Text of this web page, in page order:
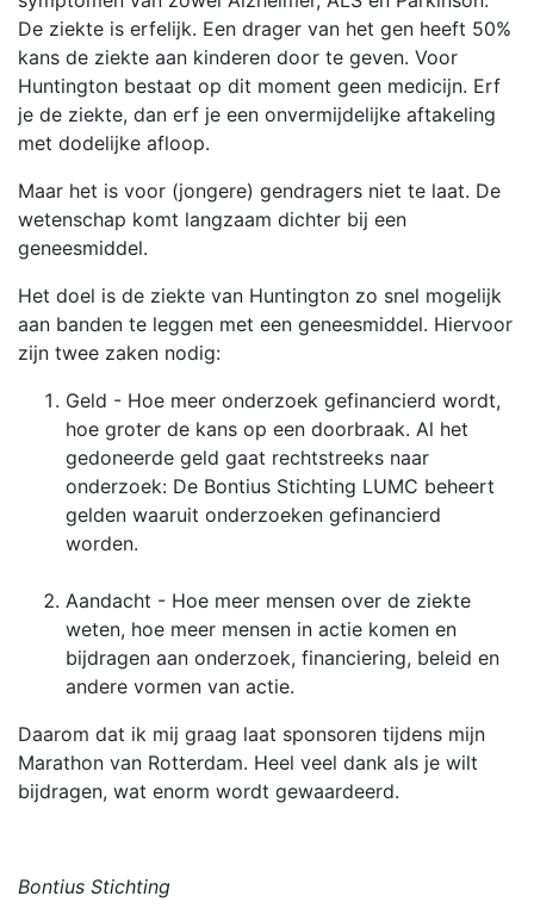
De ziekte is erfelijk. Een drager van het gen heeft 50%
kans de ziekte aan kinderen door te geven. Voor
Huntington bestaat op dit moment geen medicijn. Erf
je de ziekte, dan erf je een onvermijdelijke aftakeling
met dodelijke afloop.
Maar het is voor (jongere) gendragers niet te laat. De
wetenschap komt langzaam dichter bij een
geneesmiddel.
Het doel is de ziekte van Huntington zo snel mogelijk
aan banden te leggen met een geneesmiddel. Hiervoor
zijn twee zaken nodig:
Geld - Hoe meer onderzoek gefinancierd wordt,
hoe groter de kans op een doorbraak. Al het
gedoneerde geld gaat rechtstreeks naar
onderzoek: De Bontius Stichting LUMC beheert
gelden waaruit onderzoeken gefinancierd
worden.
Aandacht - Hoe meer mensen over de ziekte
weten, hoe meer mensen in actie komen en
bijdragen aan onderzoek, financiering, beleid en
andere vormen van actie.
Daarom dat ik mij graag laat sponsoren tijdens mijn
Marathon van Rotterdam. Heel veel dank als je wilt
bijdragen, wat enorm wordt gewaardeerd.
Bontius Stichting